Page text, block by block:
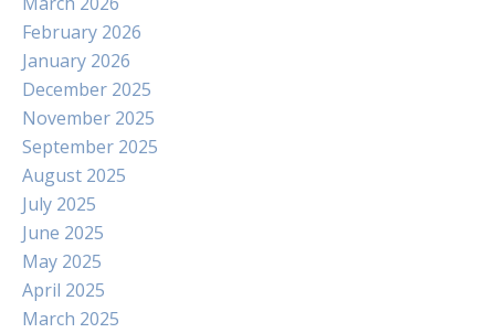
February 2026
January 2026
December 2025
November 2025
September 2025
August 2025
July 2025
June 2025
May 2025
April 2025
March 2025